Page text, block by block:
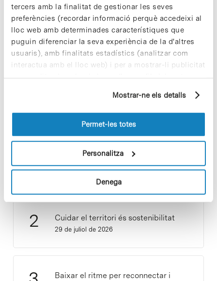
tercers amb la finalitat de gestionar les seves
preferències (recordar informació perquè accedeixi al
lloc web amb determinades característiques que
puguin diferenciar la seva experiència de la d'altres
usuaris), amb finalitats estadístics (analitzar com
interactua amb el lloc web) i per a mostrar-li publicitat
personalitzada sobre la base d'un perfil elaborat a
pàgines visitades). Per a obtenir més informació sobre
les cookies pot consultar laPolítica de cookiesdel
Mostrar-ne els detalls
Permet-les totes
Personalitza
Denega
Share Share
Notícies més vistes
Vacances responsables en temps
d’emergència climàtica
15 de juliol de 2026
Cuidar el territori és sostenibilitat
29 de juliol de 2026
Baixar el ritme per reconnectar i